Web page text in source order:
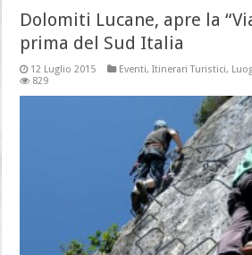
Dolomiti Lucane, apre la
prima del Sud Italia
12 Luglio 2015 Eventi,Itinerari Turistici,
829